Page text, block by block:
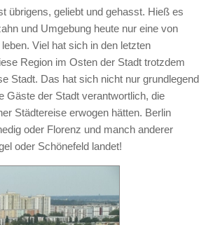
übrigens, geliebt und gehasst. Hieß es
und Umgebung heute nur eine von
Viel hat sich in den letzten
Region im Osten der Stadt trotzdem
Stadt. Das hat sich nicht nur grundlegend
Gäste der Stadt verantwortlich, die
Städtereise erwogen hätten. Berlin
oder Florenz und manch anderer
oder Schönefeld landet!